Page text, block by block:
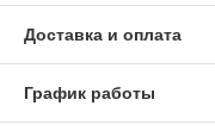
Доставка и оплата
График работы